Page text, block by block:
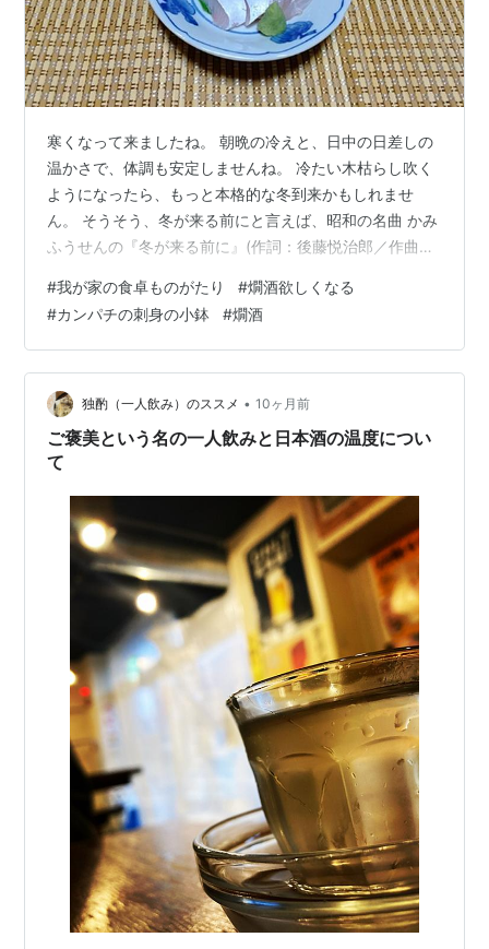
寒くなって来ましたね。 朝晩の冷えと、日中の日差しの
温かさで、体調も安定しませんね。 冷たい木枯らし吹く
ようになったら、もっと本格的な冬到来かもしれませ
ん。 そうそう、冬が来る前にと言えば、昭和の名曲 かみ
ふうせんの『冬が来る前に』(作詞：後藤悦治郎／作曲：
CMを思い出しそうです。 1978年の大ヒット曲ですか
ら、もちろん、私もリアルで聴いた世代です。 ♪坂の細い
道を 夏の雨にうたれ 言葉さがし続けて別れた二人 小麦
色に焼けた肌は色もあせて 黄昏わたし一人海を見るの 冬
が来る前にもう一度あの人とめぐり逢いたい～ なんと
も、歌詞が抒情詩的で、ビ…
#我が家の食卓ものがたり #燗酒欲しくなる
#カンパチの刺身の小鉢 #燗酒
独酌（一人飲み）のススメ • 10ヶ月前
ご褒美という名の一人飲みと日本酒の温度につい
て